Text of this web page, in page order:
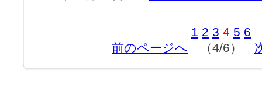
1 2 3 4 5 6
前のページへ （4/6）